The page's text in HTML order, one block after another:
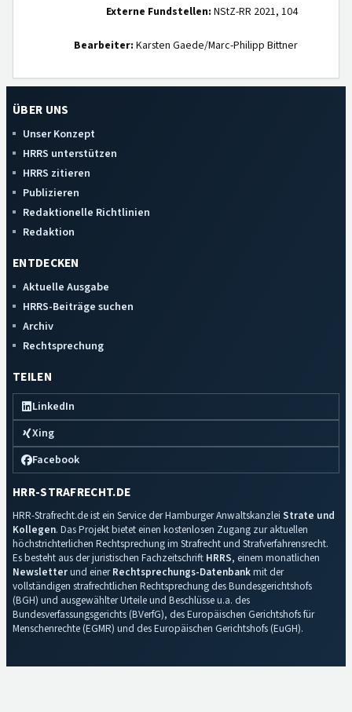
Externe Fundstellen: NStZ-RR 2021, 104
Bearbeiter: Karsten Gaede/Marc-Philipp Bittner
ÜBER UNS
Unser Konzept
HRRS unterstützen
HRRS zitieren
Publizieren
Redaktionelle Richtlinien
Redaktion
ENTDECKEN
Aktuelle Ausgabe
HRRS-Beiträge suchen
Archiv
Rechtsprechung
TEILEN
LinkedIn
Xing
Facebook
HRR-STRAFRECHT.DE
HRR-Strafrecht.de ist ein Service der Hamburger Anwaltskanzlei Strate und
Kollegen. Das Projekt bietet einen kostenlosen Zugang zur aktuellen
höchstrichterlichen Rechtsprechung im Strafrecht und Strafverfahrensrecht.
Es besteht aus der juristischen Fachzeitschrift HRRS, einem monatlichen
Newsletterund einerRechtsprechungs-Datenbankmit der
vollständigen strafrechtlichen Rechtsprechung des Bundesgerichtshofs
(BGH) und ausgewählter Urteile und Beschlüsse u.a. des
Bundesverfassungsgerichts (BVerfG), des Europäischen Gerichtshofs für
Menschenrechte (EGMR) und des Europäischen Gerichtshofs (EuGH).